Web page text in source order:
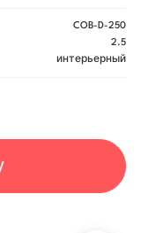
COB-D-250
2.5
интерьерный